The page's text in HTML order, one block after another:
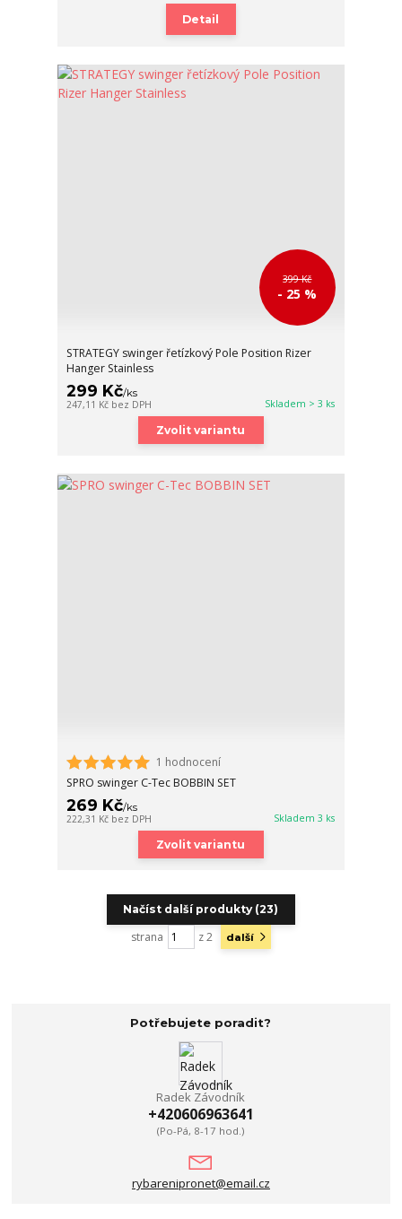
Detail
399 Kč
- 25 %
STRATEGY swinger řetízkový Pole Position Rizer
Hanger Stainless
299 Kč/ks
247,11 Kč bez DPH Skladem > 3 ks
Zvolit variantu
1 hodnocení
SPRO swinger C-Tec BOBBIN SET
269 Kč/ks
222,31 Kč bez DPH Skladem 3 ks
Zvolit variantu
Načíst další produkty (23)
strana z 2 další
Potřebujete poradit?
Radek Závodník
+420606963641
(Po-Pá, 8-17 hod.)
rybarenipronet@email.cz